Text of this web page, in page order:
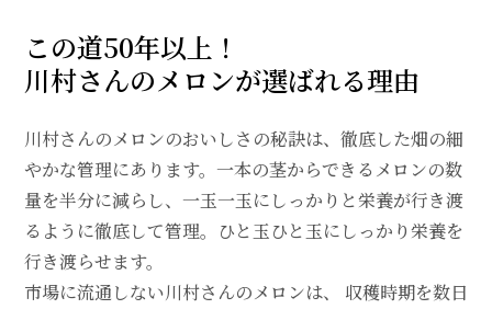
この道50年以上！
川村さんのメロンが選ばれる理由
川村さんのメロンのおいしさの秘訣は、徹底した畑の細
やかな管理にあります。一本の茎からできるメロンの数
量を半分に減らし、一玉一玉にしっかりと栄養が行き渡
るように徹底して管理。ひと玉ひと玉にしっかり栄養を
行き渡らせます。
市場に流通しない川村さんのメロンは、 収穫時期を数日